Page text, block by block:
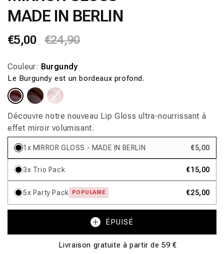
modale
MADE IN BERLIN
Prix
€5,00 Prix
€24,90
Couleur: Burgundy
Le Burgundy est un bordeaux profond.
Variante
épuisée
ou
indisponible
Variante
épuisée
ou
Variante
épuisée
ou
indisponible
Variante
épuisée
ou
Découvre notre nouveau Lip Gloss ultra-nourrissant à
effet miroir volumisant.
1x MIRROR GLOSS - MADE IN BERLIN €5,00
3x Trio Pack €15,00
5x Party Pack POPULAIRE €25,00
ÉPUISÉ
Livraison gratuite à partir de 59 €